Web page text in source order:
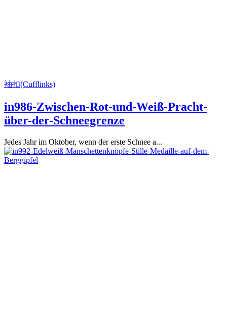
袖扣(Cufflinks)
in986-Zwischen-Rot-und-Weiß-Pracht-
über-der-Schneegrenze
Jedes Jahr im Oktober, wenn der erste Schnee a...